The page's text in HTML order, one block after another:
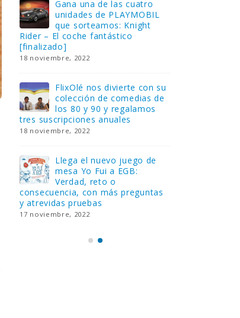
Gana una de las cuatro
unidades de PLAYMOBIL
que sorteamos: Knight
Rider – El coche fantástico
[finalizado]
18 noviembre, 2022
FlixOlé nos divierte con su
colección de comedias de
los 80 y 90 y regalamos
tres suscripciones anuales
18 noviembre, 2022
Llega el nuevo juego de
mesa Yo Fui a EGB:
Verdad, reto o
consecuencia, con más preguntas
y atrevidas pruebas
17 noviembre, 2022